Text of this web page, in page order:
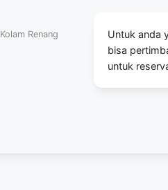
Kolam Renang
Untuk anda
bisa
untuk